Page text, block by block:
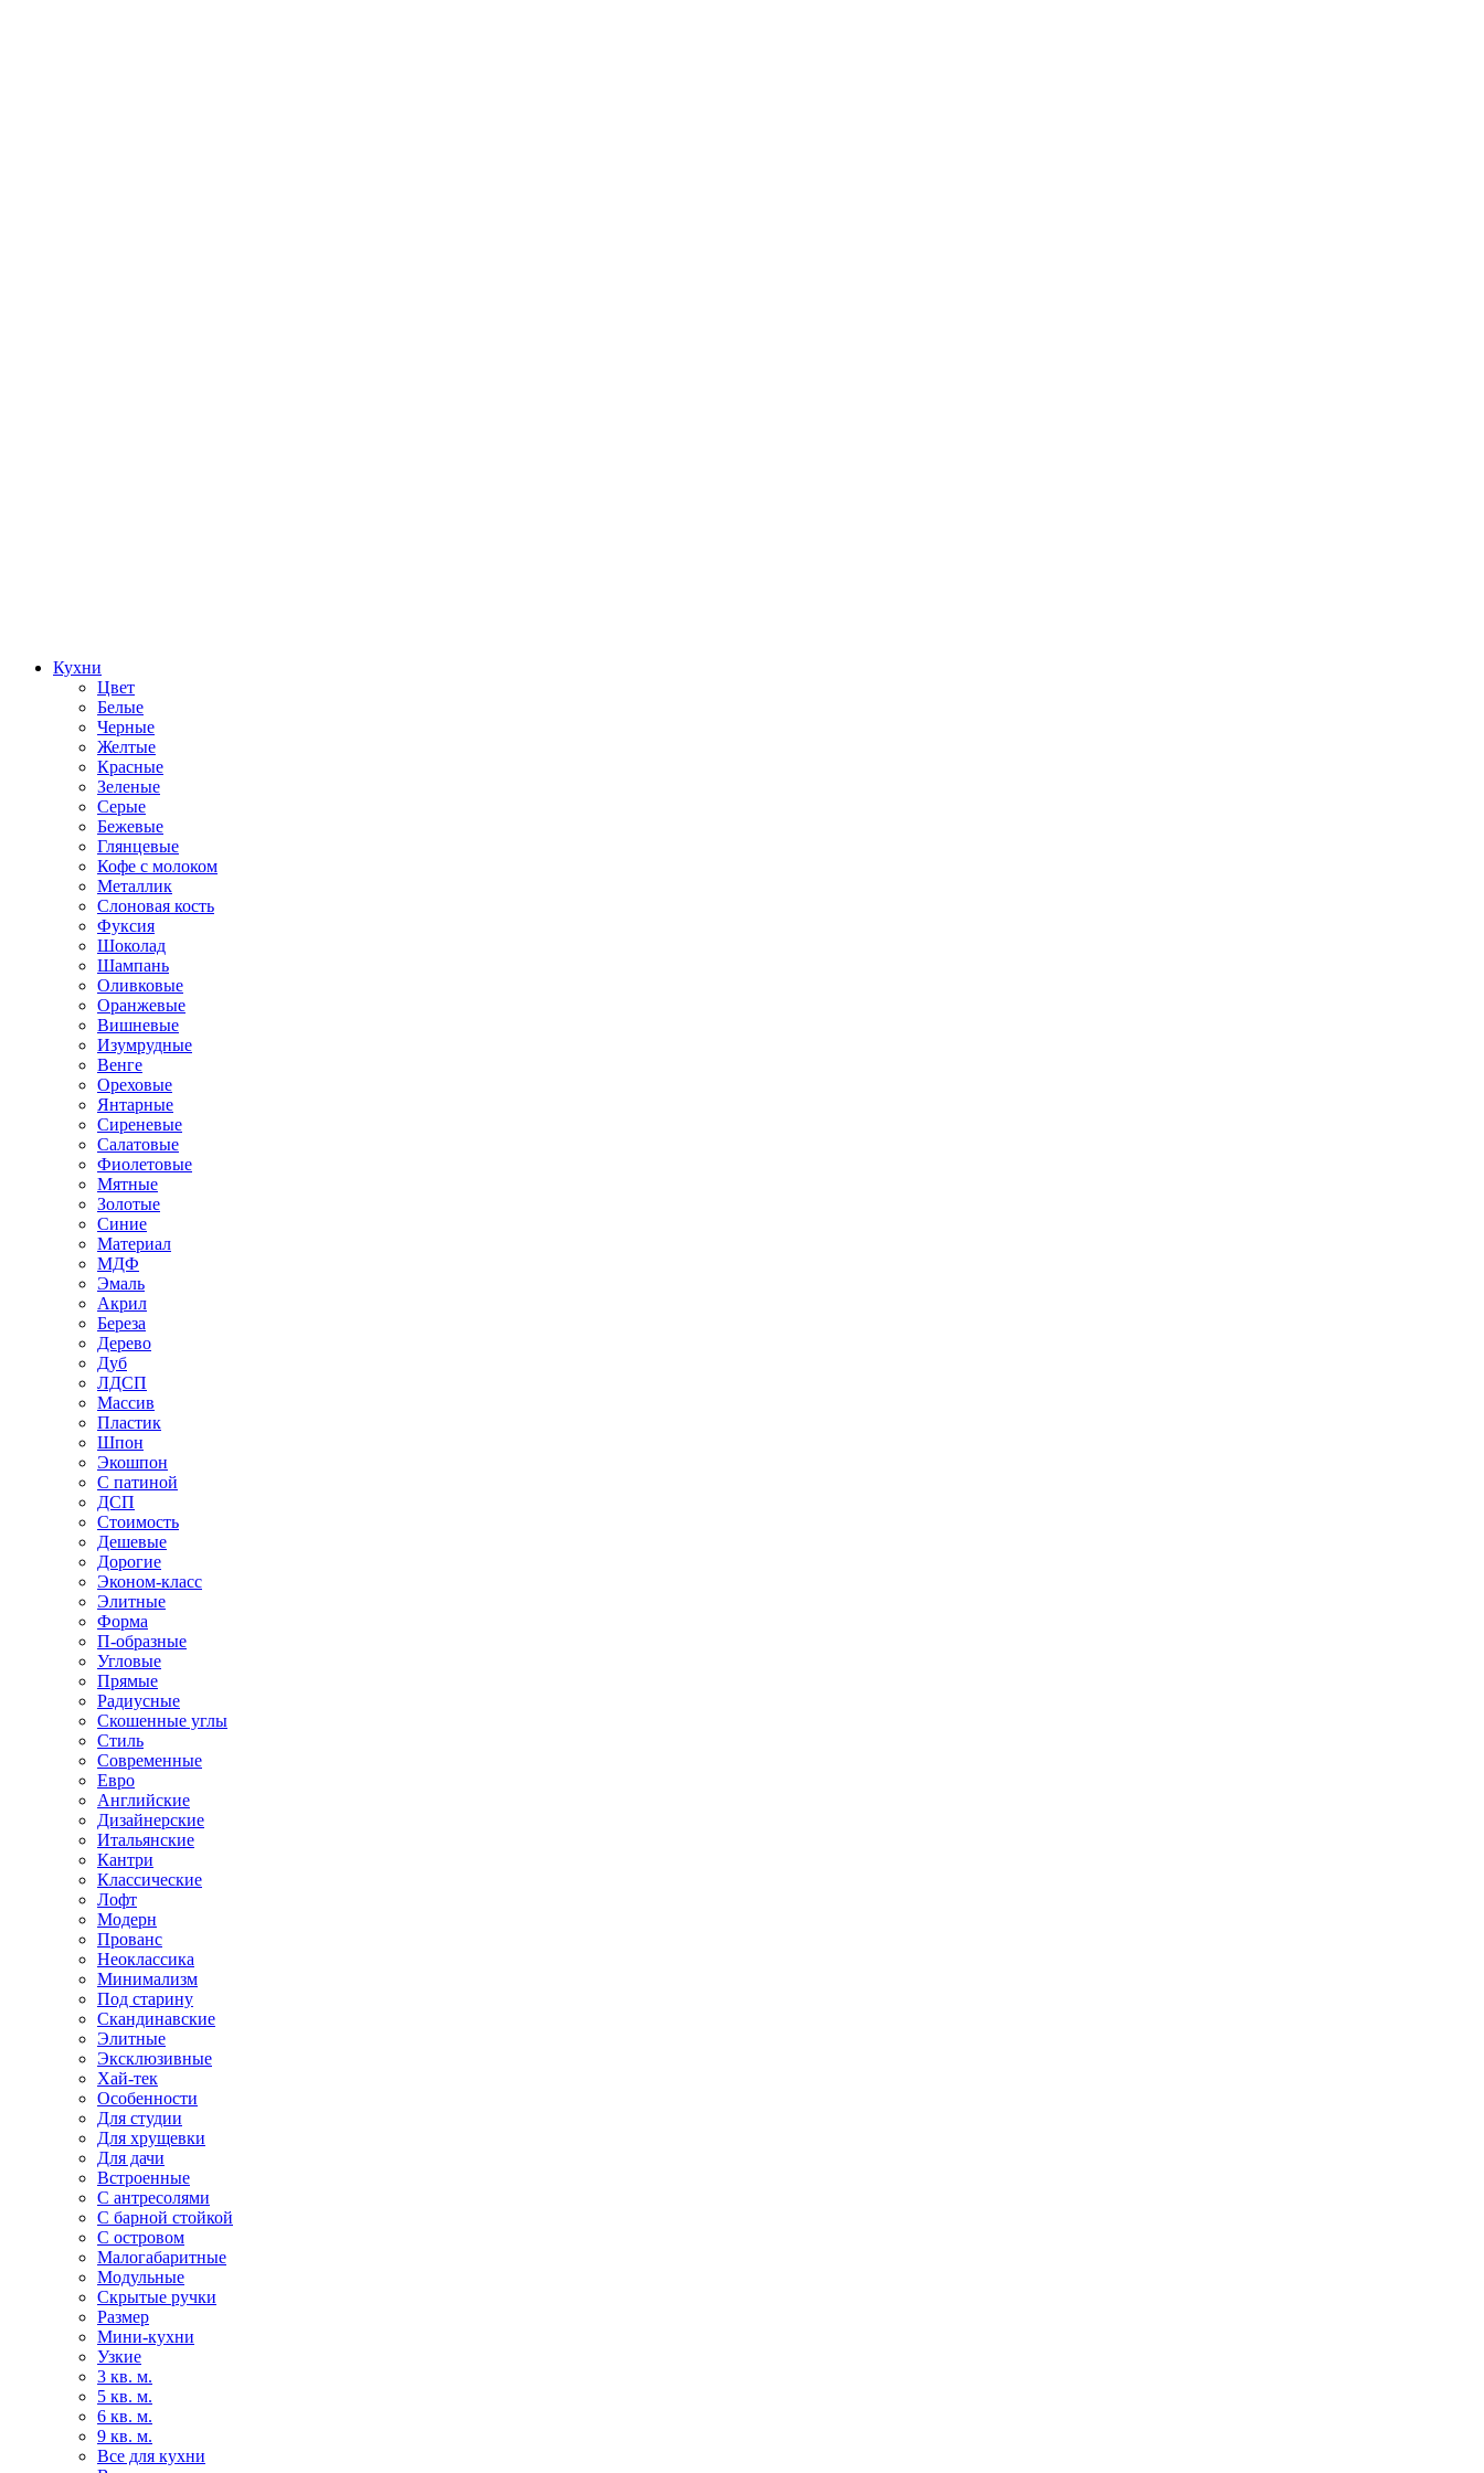
Кухни
Цвет
Белые
Черные
Желтые
Красные
Зеленые
Серые
Бежевые
Глянцевые
Кофе с молоком
Металлик
Слоновая кость
Фуксия
Шоколад
Шампань
Оливковые
Оранжевые
Вишневые
Изумрудные
Венге
Ореховые
Янтарные
Сиреневые
Салатовые
Фиолетовые
Мятные
Золотые
Синие
Материал
МДФ
Эмаль
Акрил
Береза
Дерево
Дуб
ЛДСП
Массив
Пластик
Шпон
Экошпон
С патиной
ДСП
Стоимость
Дешевые
Дорогие
Эконом-класс
Элитные
Форма
П-образные
Угловые
Прямые
Радиусные
Скошенные углы
Стиль
Современные
Евро
Английские
Дизайнерские
Итальянские
Кантри
Классические
Лофт
Модерн
Прованс
Неоклассика
Минимализм
Под старину
Скандинавские
Элитные
Эксклюзивные
Хай-тек
Особенности
Для студии
Для хрущевки
Для дачи
Встроенные
С антресолями
С барной стойкой
С островом
Малогабаритные
Модульные
Скрытые ручки
Размер
Мини-кухни
Узкие
3 кв. м.
5 кв. м.
6 кв. м.
9 кв. м.
Все для кухни